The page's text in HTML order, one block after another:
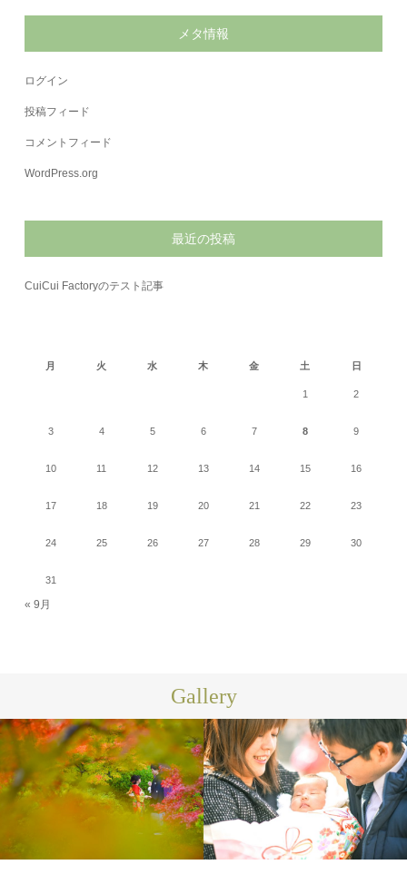
メタ情報
ログイン
投稿フィード
コメントフィード
WordPress.org
最近の投稿
CuiCui Factoryのテスト記事
月
火 水 木 金 土 日
1 2
3 4 5 6 7 8 9
10 11 12 13 14 15 16
17 18 19 20 21 22 23
24 25 26 27 28 29 30
31
« 9月
Gallery